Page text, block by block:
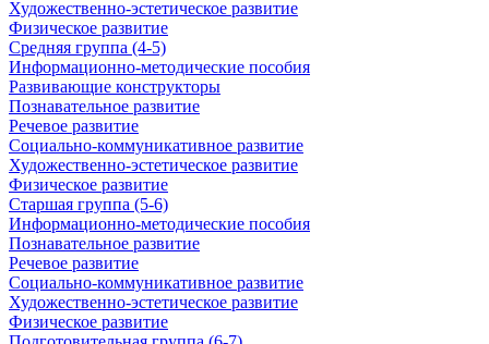
Художественно-эстетическое развитие
Физическое развитие
Средняя группа (4-5)
Информационно-методические пособия
Развивающие конструкторы
Познавательное развитие
Речевое развитие
Социально-коммуникативное развитие
Художественно-эстетическое развитие
Физическое развитие
Старшая группа (5-6)
Информационно-методические пособия
Познавательное развитие
Речевое развитие
Социально-коммуникативное развитие
Художественно-эстетическое развитие
Физическое развитие